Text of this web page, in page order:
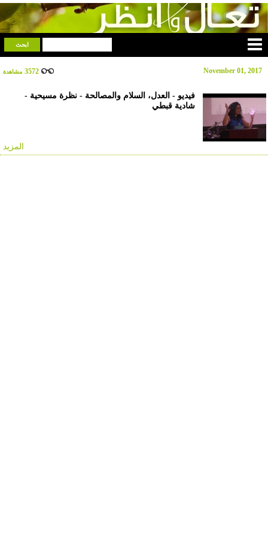
November 01, 2017
3572 مشاهدة
فيديو - العدل، السلام والمصالحة - نظرة مسيحية -
شادية قبطي
المزيد